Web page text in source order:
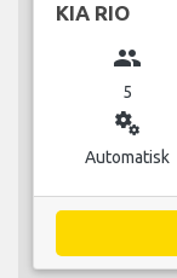
KIA RIO
group
5
miscellaneous_services
Automatisk